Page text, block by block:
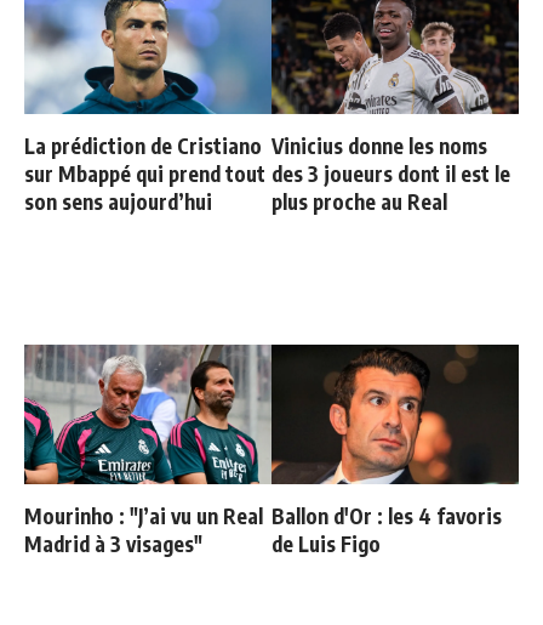
La prédiction de Cristiano
sur Mbappé qui prend tout
son sens aujourd’hui
Vinicius donne les noms
des 3 joueurs dont il est le
plus proche au Real
Mourinho : "J’ai vu un Real
Madrid à 3 visages"
Ballon d'Or : les 4 favoris
de Luis Figo